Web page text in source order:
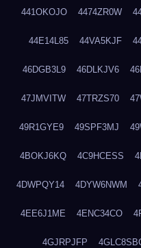
441OKOJO 4474ZR0W
44E14L85 44VA5KJF
46DGB3L9 46DLKJV6
47JMVITW 47TRZS70
49R1GYE9 49SPF3MJ
4BOKJ6KQ 4C9HCESS
4DWPQY14 4DYW6NWM
4EE6J1ME 4ENC34CO
4GJRPJFP